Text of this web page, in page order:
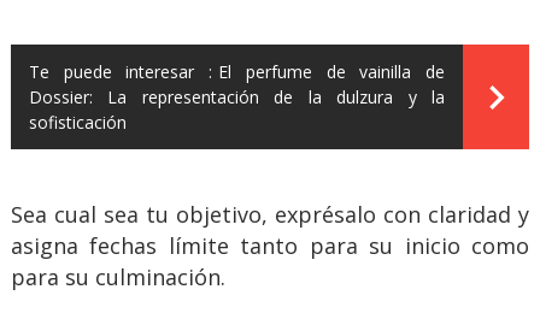
Te puede interesar : El perfume de vainilla de
Dossier: La representación de la dulzura y la
sofisticación
Sea cual sea tu objetivo, exprésalo con claridad y
asigna fechas límite tanto para su inicio como
para su culminación.